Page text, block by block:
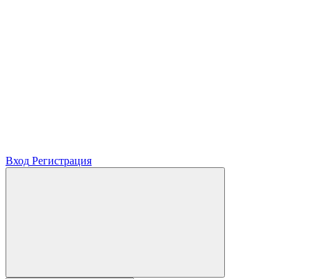
Вход Регистрация